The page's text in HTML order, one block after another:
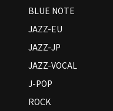
BLUE NOTE
JAZZ-EU
JAZZ-JP
JAZZ-VOCAL
J-POP
ROCK